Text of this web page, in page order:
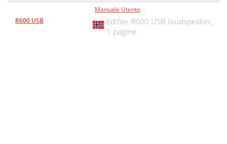
R600 USB
Manuale Utente
Edifier R600 USB loudspeaker,
1 pagine